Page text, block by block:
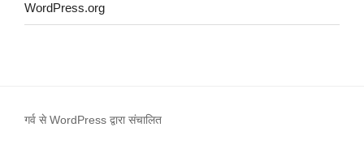
WordPress.org
गर्व से WordPress द्वारा संचालित